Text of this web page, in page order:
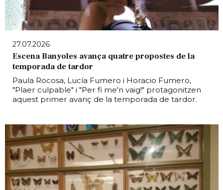
27.07.2026
Escena Banyoles avança quatre propostes de la
temporada de tardor
Paula Rocosa, Lucía Fumero i Horacio Fumero,
"Plaer culpable" i "Per fi me'n vaig!" protagonitzen
aquest primer avanç de la temporada de tardor.